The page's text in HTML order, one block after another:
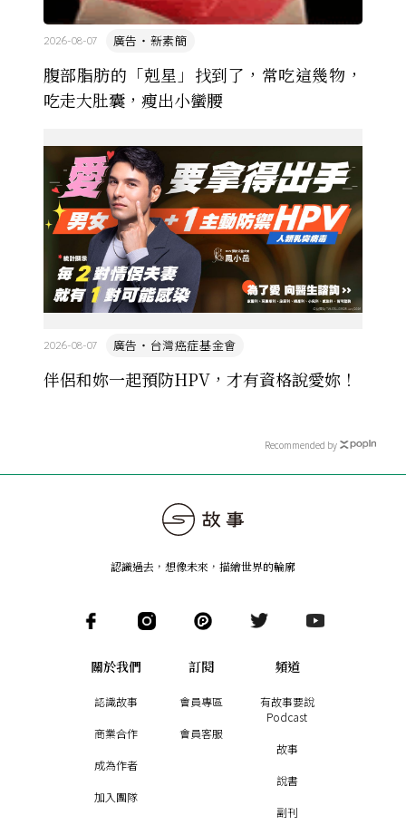
腹部脂肪的「剋星」找到了，常吃這幾物，
吃走大肚囊，瘦出小蠻腰
廣告・新素簡
2026-08-07
伴侶和妳一起預防HPV，才有資格說愛妳！
廣告・台灣癌症基金會
2026-08-07
Recommended by
認識過去，想像未來 ， 描繪世界的輪廓
關於我們
認識故事
商業合作
成為作者
加入團隊
訂閱
會員專區
會員客服
頻道
有故事要說
Podcast
故事
說書
副刊